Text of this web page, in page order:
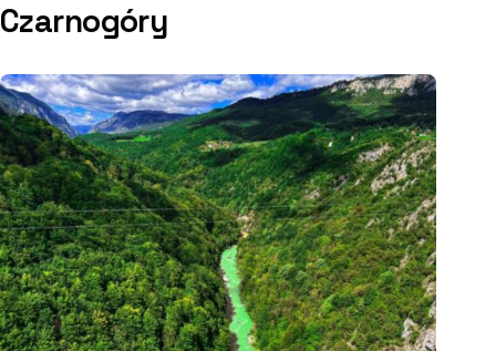
Czarnogóry